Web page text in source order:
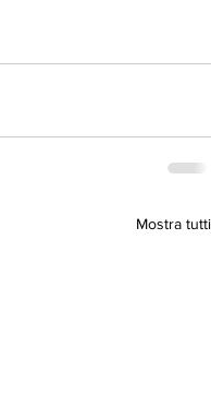
Mostra tutti